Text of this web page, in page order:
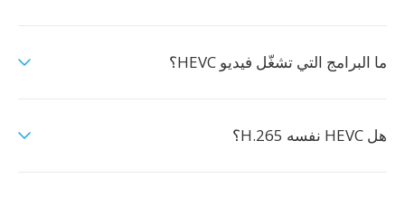
ما البرامج التي تشغّل فيديو HEVC؟
هل HEVC نفسه H.265؟